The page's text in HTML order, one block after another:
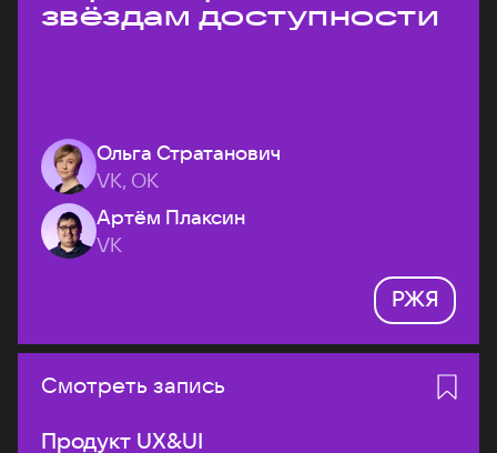
звёздам доступности
Ольга Стратанович
VK, ОК
Артём Плаксин
VK
РЖЯ
Смотреть запись
Продукт UX&UI